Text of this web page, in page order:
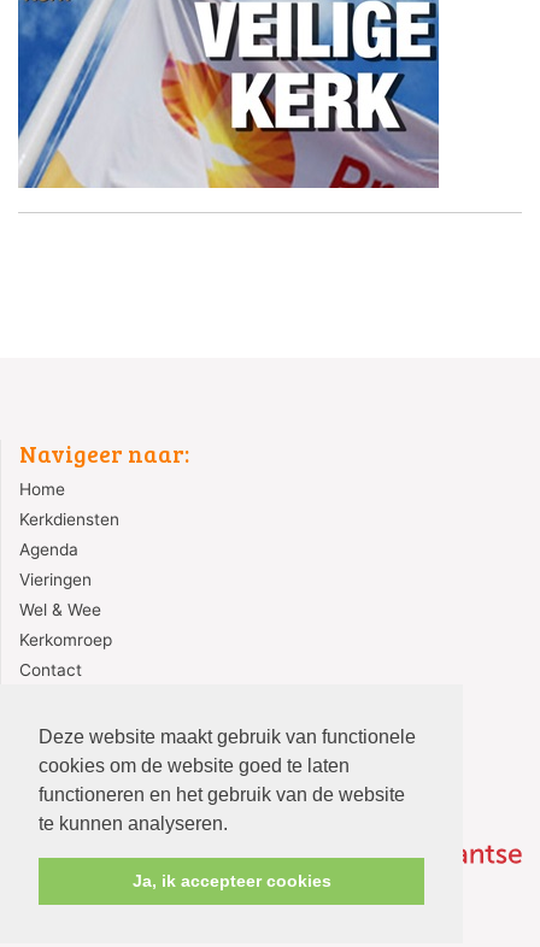
Deze website maakt gebruik van functionele
cookies om de website goed te laten
functioneren en het gebruik van de website
te kunnen analyseren.
Ja, ik accepteer cookies
Navigeer naar:
Home
Kerkdiensten
Agenda
Vieringen
Wel & Wee
Kerkomroep
Contact